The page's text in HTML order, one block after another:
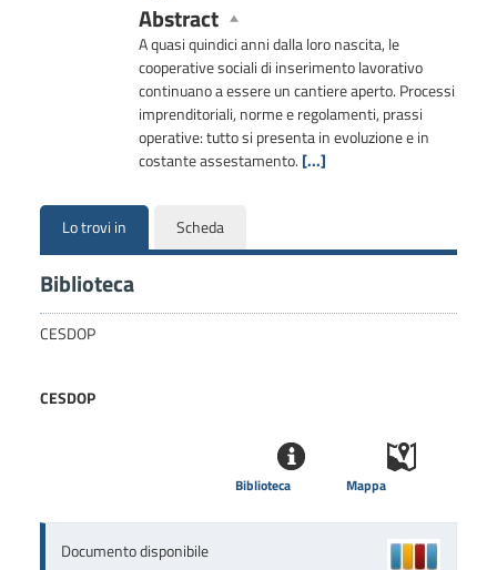
Abstract
A quasi quindici anni dalla loro nascita, le
cooperative sociali di inserimento lavorativo
continuano a essere un cantiere aperto. Processi
imprenditoriali, norme e regolamenti, prassi
operative: tutto si presenta in evoluzione e in
costante assestamento. [...]
Lo trovi in Scheda
Biblioteca
CESDOP
CESDOP
Mappa
Biblioteca
Documento disponibile